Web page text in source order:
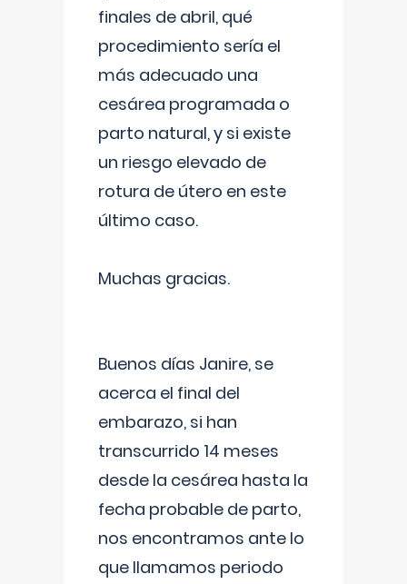
finales de abril, qué
procedimiento sería el
más adecuado una
cesárea programada o
parto natural, y si existe
un riesgo elevado de
rotura de útero en este
último caso.
Muchas gracias.
Buenos días Janire, se
acerca el final del
embarazo, si han
transcurrido 14 meses
desde la cesárea hasta la
fecha probable de parto,
nos encontramos ante lo
que llamamos periodo